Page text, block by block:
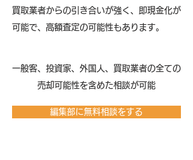
買取業者からの引き合いが強く、即現金化が
可能で、高額査定の可能性もあります。
​一般客、投資家、外国人、買取業者の全ての
売却可能性を含めた相談が可能
編集部に無料相談をする